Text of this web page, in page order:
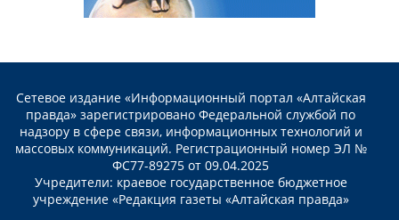
Сетевое издание «Информационный портал «Алтайская
правда» зарегистрировано Федеральной службой по
надзору в сфере связи, информационных технологий и
массовых коммуникаций. Регистрационный номер ЭЛ №
ФС77-89275 от 09.04.2025
Учредители: краевое государственное бюджетное
учреждение «Редакция газеты «Алтайская правда»